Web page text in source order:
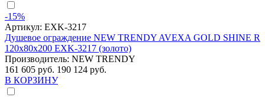
-15%
Артикул: EXK-3217
Душевое ограждение NEW TRENDY AVEXA GOLD SHINE R
120x80x200 EXK-3217 (золото)
Производитель: NEW TRENDY
161 605 руб. 190 124 руб.
В КОРЗИНУ